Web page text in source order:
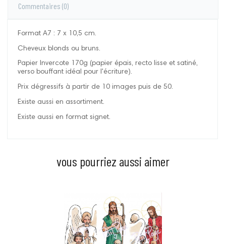
Commentaires (0)
Format A7 : 7 x 10,5 cm.
Cheveux blonds ou bruns.
Papier Invercote 170g (papier épais, recto lisse et satiné,
verso bouffant idéal pour l'écriture).
Prix dégressifs à partir de 10 images puis de 50.
Existe aussi en assortiment.
Existe aussi en format signet.
vous pourriez aussi aimer